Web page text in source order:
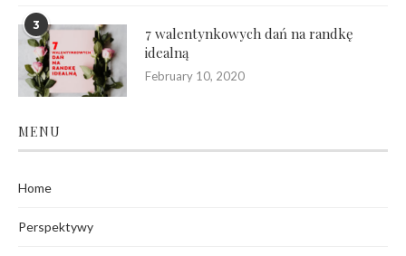
3
7 walentynkowych dań na randkę
idealną
February 10, 2020
MENU
Home
Perspektywy